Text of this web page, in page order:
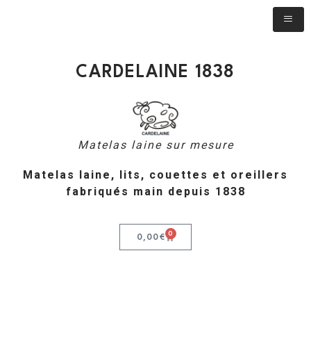
CARDELAINE 1838
Matelas laine sur mesure
Matelas laine, lits, couettes et oreillers
fabriqués main depuis 1838
0,00€ 0